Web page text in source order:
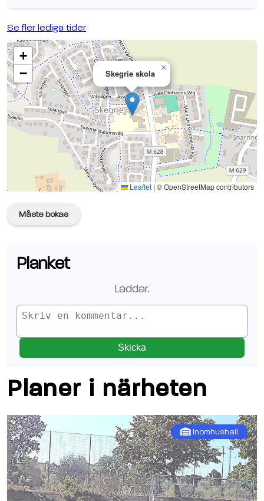
Se fler lediga tider
Skegrie skola
×
+
−
Leaflet | © OpenStreetMap contributors
Se planen på Google Maps
Måste bokas
Planket
Laddar.
Skicka
Planer i närheten
Inomhushall